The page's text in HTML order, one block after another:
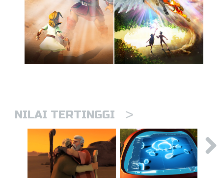
NILAI TERTINGGI >